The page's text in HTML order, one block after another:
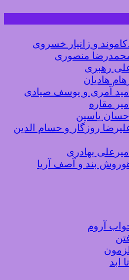
و زانیار خسروی
منصوری
رهبری
هادیان
آمری و یوسف صیادی
مقاره
یاسین
روزگار و حسام الدین
بهادری
بند و آصف آریا
آروم